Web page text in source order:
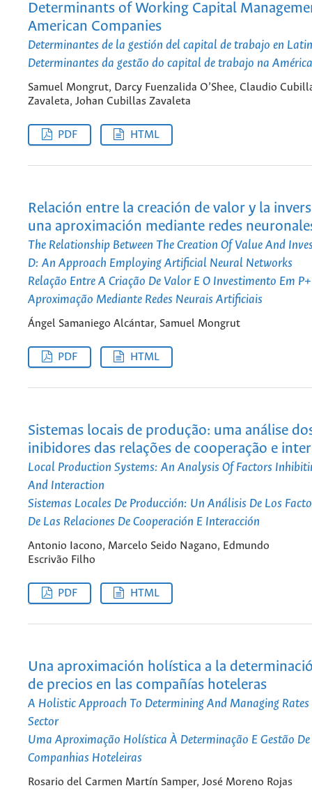
Determinants of Working Capital
American Companies
Determinantes de la gestión del capital de trabajo en
Determinantes da gestão do capital de trabajo na
Samuel Mongrut, Darcy Fuenzalida O’Shee, Claudio
Zavaleta, Johan Cubillas Zavaleta
PDF HTML
Relación entre la creación de valor y la
una aproximación mediante redes
The Relationship Between The Creation Of Value And
D: An Approach Employing Artificial Neural Networks
Relação Entre A Criação De Valor E O Investimento Em
Aproximação Mediante Redes Neurais Artificiais
Ángel Samaniego Alcántar, Samuel Mongrut
PDF HTML
Sistemas locais de produção: uma análise
inibidores das relações de cooperação e
Local Production Systems: An Analysis Of Factors
And Interaction
Sistemas Locales De Producción: Un Análisis De Los
De Las Relaciones De Cooperación E Interacción
Antonio Iacono, Marcelo Seido Nagano, Edmundo
Escrivão Filho
PDF HTML
Una aproximación holística a la
de precios en las compañías hoteleras
A Holistic Approach To Determining And Managing
Sector
Uma Aproximação Holística À Determinação E Gestão De
Companhias Hoteleiras
Rosario del Carmen Martín Samper, José Moreno Rojas